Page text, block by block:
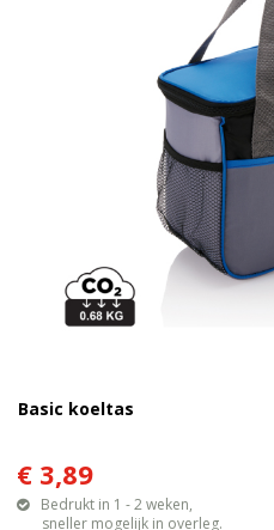
Basic koeltas
€ 3,89
Bedrukt in 1 - 2 weken,
sneller mogelijk in overleg.